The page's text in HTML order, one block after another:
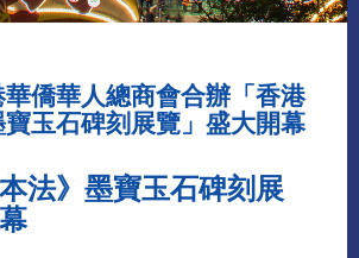
僑華人總商會合辦「香港
寶玉石碑刻展覽」盛大開幕
法》墨寶玉石碑刻展